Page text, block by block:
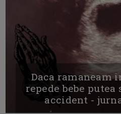
Daca ramaneam
repede bebe
accident -